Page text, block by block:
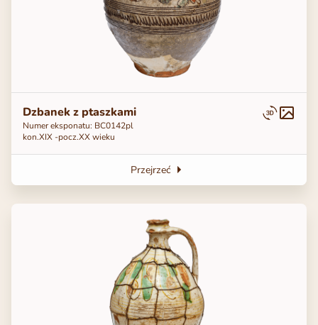
Dzbanek z ptaszkami
Numer eksponatu: ВС0142pl
kon.XIX -pocz.XX wieku
Przejrzeć